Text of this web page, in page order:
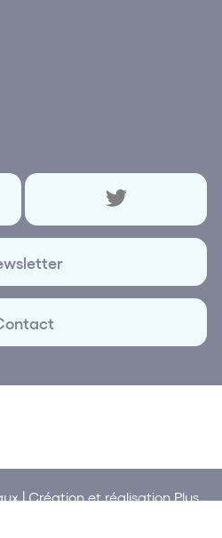
| Création et réalisationPlus